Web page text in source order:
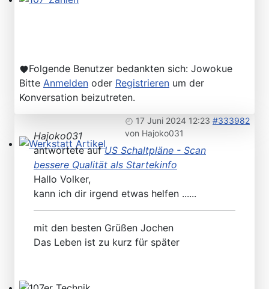
Werkstatt Artikel
Folgende Benutzer bedankten sich: Jowokue
Bitte Anmelden oder Registrieren um der
Konversation beizutreten.
17 Juni 2024 12:23 #333982
von Hajoko031
Hajoko031
antwortete aufUS Schaltpläne - Scan
bessere Qualität als Startekinfo
Hallo Volker,
kann ich dir irgend etwas helfen ......
mit den besten Grüßen Jochen
Das Leben ist zu kurz für später